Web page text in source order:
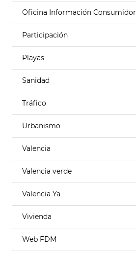
Oficina Información Consumidor
Participación
Playas
Sanidad
Tráfico
Urbanismo
Valencia
Valencia verde
Valencia Ya
Vivienda
Web FDM